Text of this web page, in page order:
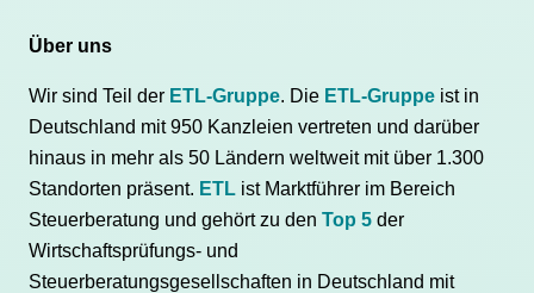
Über uns
Wir sind Teil der ETL-Gruppe. Die ETL-Gruppe ist in
Deutschland mit 950 Kanzleien vertreten und darüber
hinaus in mehr als 50 Ländern weltweit mit über 1.300
Standorten präsent. ETL ist Marktführer im Bereich
Steuerberatung und gehört zu den Top 5 der
Wirtschaftsprüfungs- und
Steuerberatungsgesellschaften in Deutschland mit